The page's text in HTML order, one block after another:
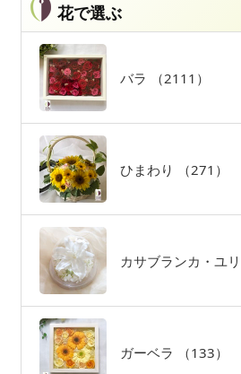
花で選ぶ
バラ （2111）
ひまわり （271）
カサブランカ・ユリ
ガーベラ （133）